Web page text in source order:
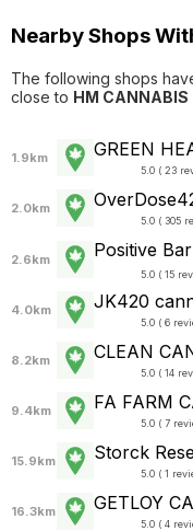
Nearby Shops
The following shops
close to HM
1.9km GREEN
5.0 ( 23
2.0km
5.0 ( 305
2.6km Positive
5.0 ( 15
4.0km JK420
5.0 ( 6
8.2km CLEAN
5.0 ( 14
9.4km FA FARM
5.0 ( 7
15.9km Storck
5.0 ( 1
16.3km GETLOY
5.0 ( 4